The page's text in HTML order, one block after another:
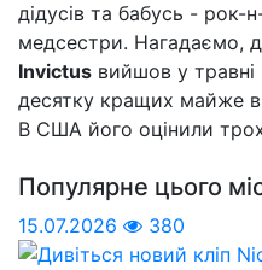
дідусів та бабусь - рок-
медсестри. Нагадаємо,
Invictus вийшов у травні
десятку кращих майже в
В США його оцінили
Популярне цього
15.07.2026 380